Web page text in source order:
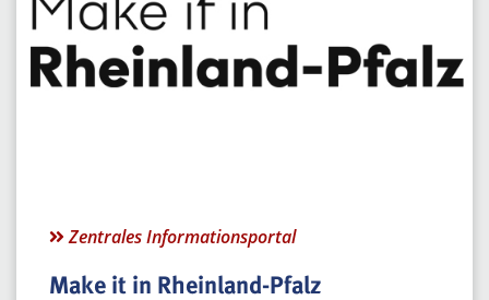
Zentrales Informationsportal
Make it in Rheinland-Pfalz